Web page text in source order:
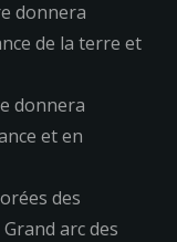
donnera
de la terre et
donnera
et en
des
arc des